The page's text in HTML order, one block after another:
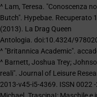
^ Lam, Teresa. "Conoscenza
Butch". Hypebae. Recuperato
(2013). La Drag Queen
Antologia. doi:10.4324/
^ "Britannica Academic".
^ Barnett, Joshua Trey;
reali". Journal of Leisure
2013-v45-i5-4369. ISSN 0022